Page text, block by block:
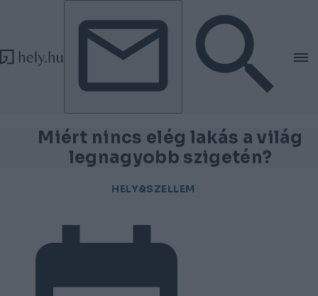
Tovább a tartalomhoz
Tovább a lábléchez
Miért nincs elég lakás a világ
legnagyobb szigetén?
HELY&SZELLEM